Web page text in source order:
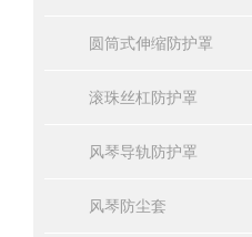
圆筒式伸缩防护罩
滚珠丝杠防护罩
风琴导轨防护罩
风琴防尘套